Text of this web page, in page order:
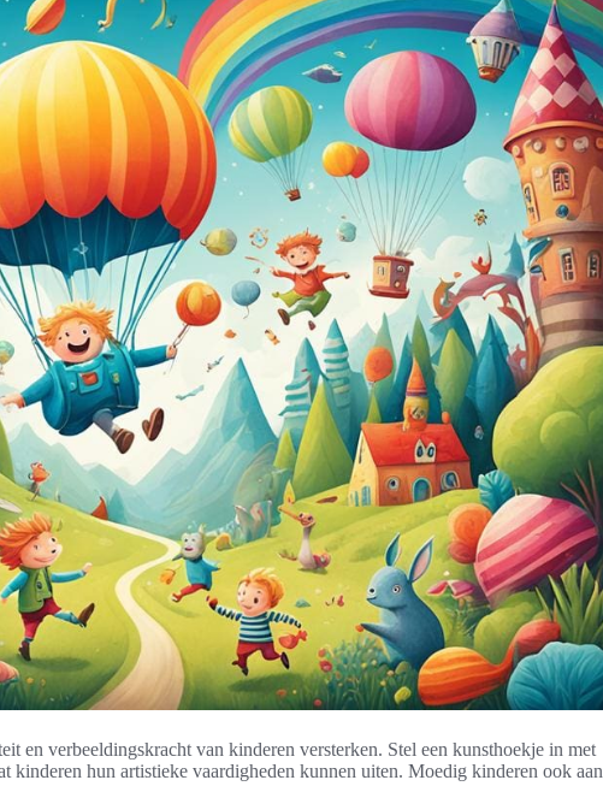
en verbeeldingskracht van kinderen versterken. Stel een kunsthoekje in met
kinderen hun artistieke vaardigheden kunnen uiten. Moedig kinderen ook aan